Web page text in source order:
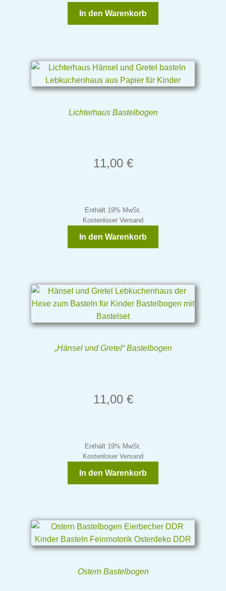
In den Warenkorb
Lichterhaus Bastelbogen
11,00 €
Enthält 19% MwSt.
Kostenloser Versand
In den Warenkorb
„Hänsel und Gretel“ Bastelbogen
11,00 €
Enthält 19% MwSt.
Kostenloser Versand
In den Warenkorb
Ostern Bastelbogen